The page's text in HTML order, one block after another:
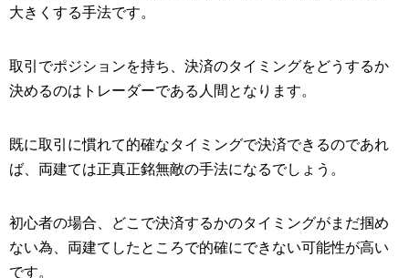
大きくする手法です。
取引でポジションを持ち、決済のタイミングをどうするか
決めるのはトレーダーである人間となります。
既に取引に慣れて的確なタイミングで決済できるのであれ
ば、両建ては正真正銘無敵の手法になるでしょう。
初心者の場合、どこで決済するかのタイミングがまだ掴め
ない為、両建てしたところで的確にできない可能性が高い
です。